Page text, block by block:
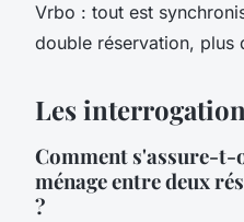
Vrbo : tout est
double réservation, plus
Les
Comment s'assure-t-
ménage entre deux
?